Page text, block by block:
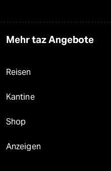
Mehr taz Angebote
Reisen
Kantine
Shop
Anzeigen